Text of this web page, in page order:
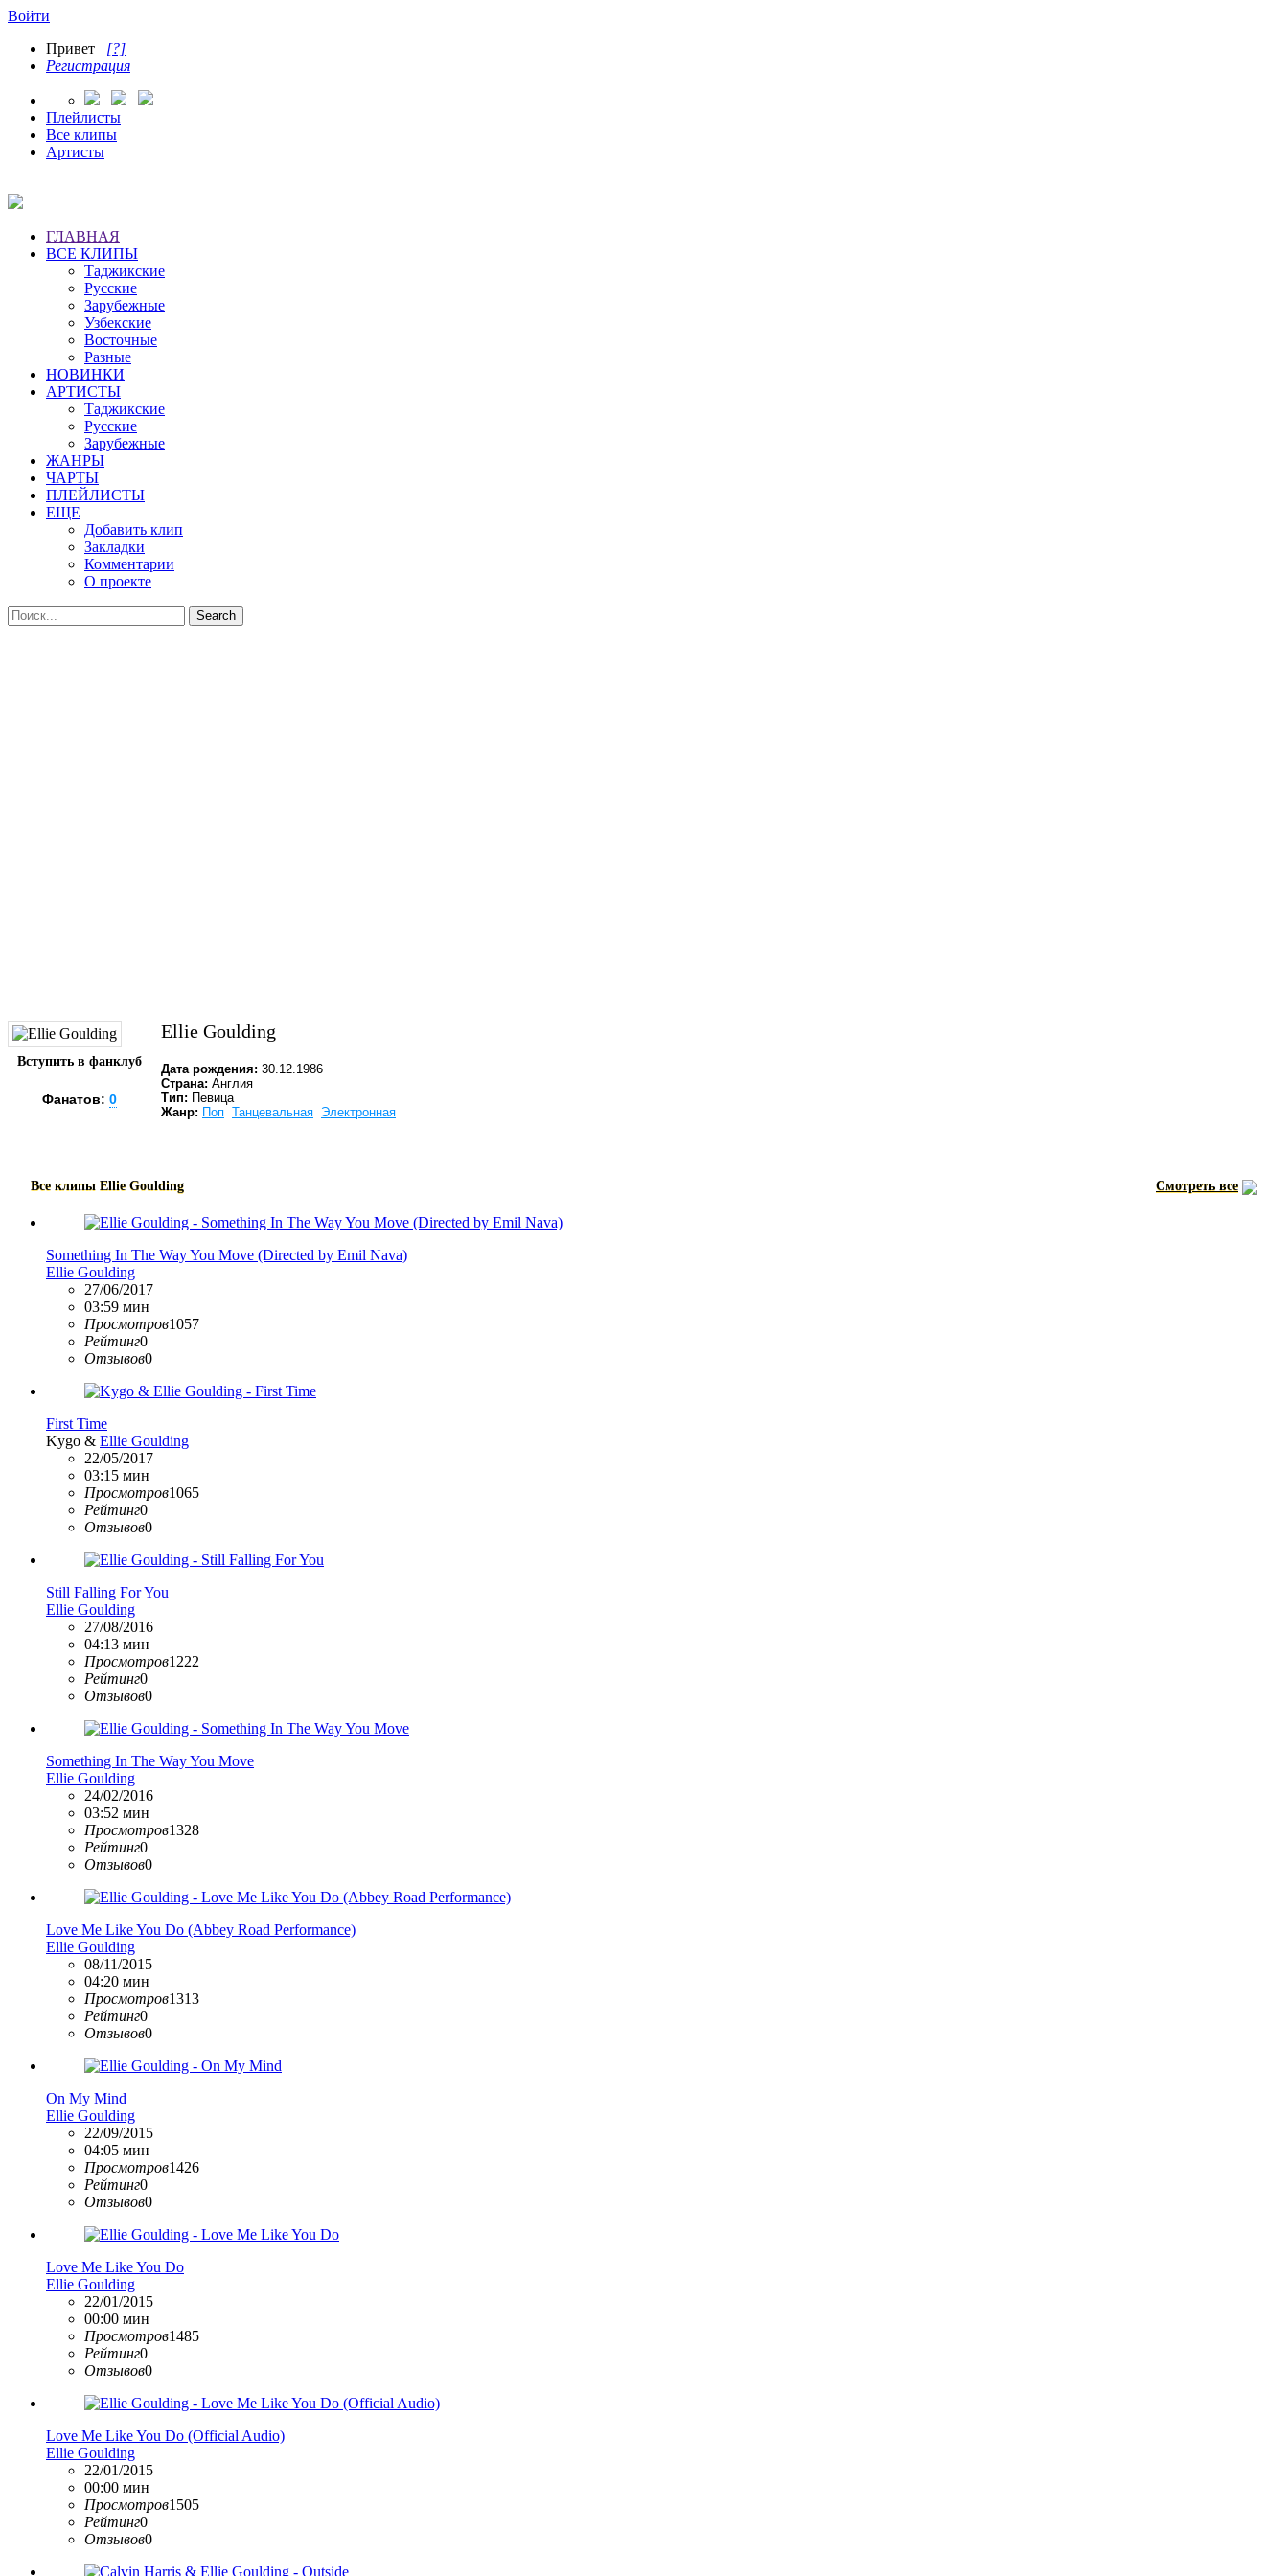
Войти
Привет [?]
Регистрация
Плейлисты
Все клипы
Артисты
ГЛАВНАЯ
ВСЕ КЛИПЫ
Таджикские
Русские
Зарубежные
Узбекские
Восточные
Разные
НОВИНКИ
АРТИСТЫ
Таджикские
Русские
Зарубежные
ЖАНРЫ
ЧАРТЫ
ПЛЕЙЛИСТЫ
ЕЩЕ
Добавить клип
Закладки
Комментарии
О проекте
Вступить в фанклуб
Фанатов: 0
Ellie Goulding
Дата рождения: 30.12.1986
Страна: Англия
Тип: Певица
Жанр: Поп Танцевальная Электронная
Все клипы Ellie Goulding Смотреть все
Something In The Way You Move (Directed by Emil Nava)
Ellie Goulding
27/06/2017
03:59 мин
Просмотров1057
Рейтинг0
Отзывов0
First Time
Kygo & Ellie Goulding
22/05/2017
03:15 мин
Просмотров1065
Рейтинг0
Отзывов0
Still Falling For You
Ellie Goulding
27/08/2016
04:13 мин
Просмотров1222
Рейтинг0
Отзывов0
Something In The Way You Move
Ellie Goulding
24/02/2016
03:52 мин
Просмотров1328
Рейтинг0
Отзывов0
Love Me Like You Do (Abbey Road Performance)
Ellie Goulding
08/11/2015
04:20 мин
Просмотров1313
Рейтинг0
Отзывов0
On My Mind
Ellie Goulding
22/09/2015
04:05 мин
Просмотров1426
Рейтинг0
Отзывов0
Love Me Like You Do
Ellie Goulding
22/01/2015
00:00 мин
Просмотров1485
Рейтинг0
Отзывов0
Love Me Like You Do (Official Audio)
Ellie Goulding
22/01/2015
00:00 мин
Просмотров1505
Рейтинг0
Отзывов0